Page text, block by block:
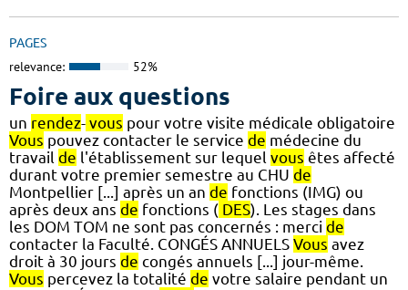
PAGES
relevance: 52%
Foire aux questions
un rendez- vous pour votre visite médicale obligatoire
Vous pouvez contacter le service de médecine du
travail de l'établissement sur lequel vous êtes affecté
durant votre premier semestre au CHU de
Montpellier [...] après un an de fonctions (IMG) ou
après deux ans de fonctions ( DES). Les stages dans
les DOM TOM ne sont pas concernés : merci de
contacter la Faculté. CONGÉS ANNUELS Vous avez
droit à 30 jours de congés annuels [...] jour-même.
Vous percevez la totalité de votre salaire pendant un